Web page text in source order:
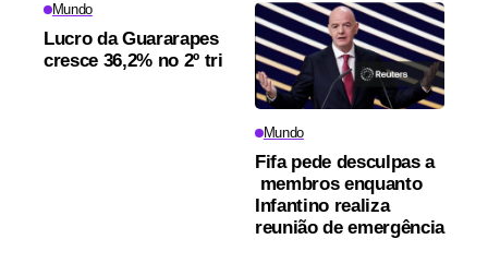
Mundo
Lucro da Guararapes
cresce 36,2% no 2º tri
Mundo
Fifa pede desculpas a
membros enquanto
Infantino realiza
reunião de emergência